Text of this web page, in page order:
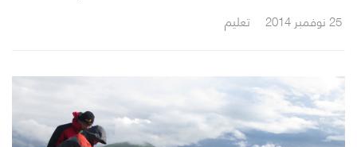
25 نوفمبر 2014 تعليم